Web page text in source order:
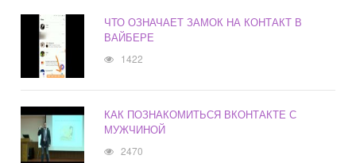
ЧТО ОЗНАЧАЕТ ЗАМОК НА КОНТАКТ В
ВАЙБЕРЕ
1422
КАК ПОЗНАКОМИТЬСЯ ВКОНТАКТЕ С
МУЖЧИНОЙ
2470